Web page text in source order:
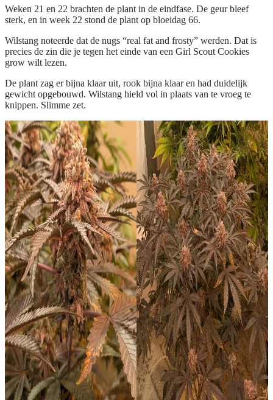
Weken 21 en 22 brachten de plant in de eindfase. De geur bleef
sterk, en in week 22 stond de plant op bloeidag 66.
Wilstang noteerde dat de nugs “real fat and frosty” werden. Dat is
precies de zin die je tegen het einde van een Girl Scout Cookies
grow wilt lezen.
De plant zag er bijna klaar uit, rook bijna klaar en had duidelijk
gewicht opgebouwd. Wilstang hield vol in plaats van te vroeg te
knippen. Slimme zet.